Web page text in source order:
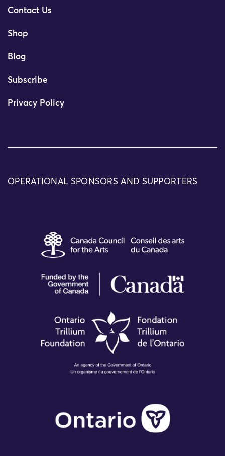
Contact Us
Shop
Blog
Subscribe
Privacy Policy
OPERATIONAL SPONSORS AND SUPPORTERS